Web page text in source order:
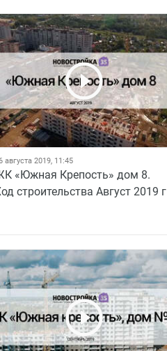
августа 2019, 11:45
«Южная Крепость» дом 8.
строительства Август 2019 г